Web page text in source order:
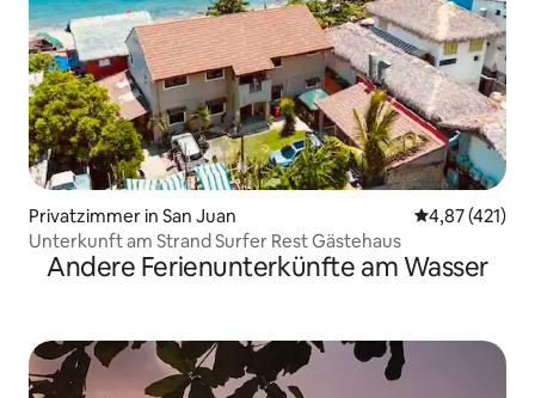
Privatzimmer in San Juan
4,87 (421)
Unterkunft am Strand Surfer Rest Gästehaus
Andere Ferienunterkünfte am Wasser